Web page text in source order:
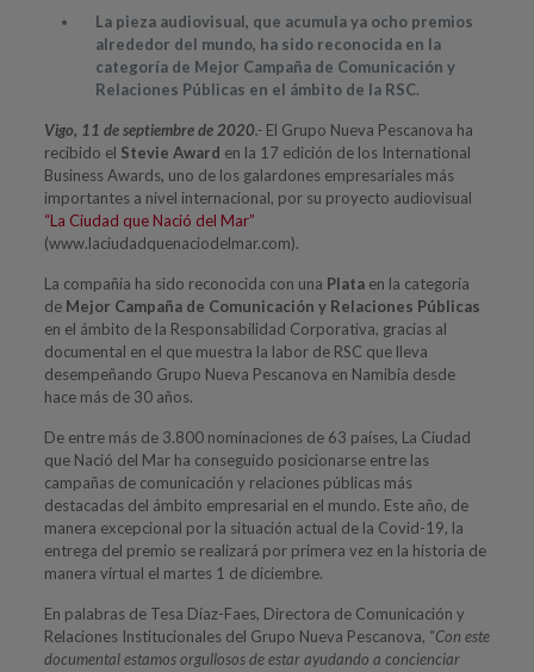
La pieza audiovisual, que acumula ya ocho premios
alrededor del mundo, ha sido reconocida en la
categoría de Mejor Campaña de Comunicación y
Relaciones Públicas en el ámbito de la RSC.
Vigo, 11 de septiembre de 2020.- El Grupo Nueva Pescanova ha
recibido el Stevie Award en la 17 edición de los International
Business Awards, uno de los galardones empresariales más
importantes a nivel internacional, por su proyecto audiovisual
“La Ciudad que Nació del Mar”
(www.laciudadquenaciodelmar.com).
La compañía ha sido reconocida con una Plataen la categoría
de Mejor Campaña de Comunicación y Relaciones Públicas
en el ámbito de la Responsabilidad Corporativa, gracias al
documental en el que muestra la labor de RSC que lleva
desempeñando Grupo Nueva Pescanova en Namibia desde
hace más de 30 años.
De entre más de 3.800 nominaciones de 63 países, La Ciudad
que Nació del Mar ha conseguido posicionarse entre las
campañas de comunicación y relaciones públicas más
destacadas del ámbito empresarial en el mundo. Este año, de
manera excepcional por la situación actual de la Covid-19, la
entrega del premio se realizará por primera vez en la historia de
manera virtual el martes 1 de diciembre.
En palabras de Tesa Díaz-Faes, Directora de Comunicación y
Relaciones Institucionales del Grupo Nueva Pescanova, “Con este
documental estamos orgullosos de estar ayudando a concienciar